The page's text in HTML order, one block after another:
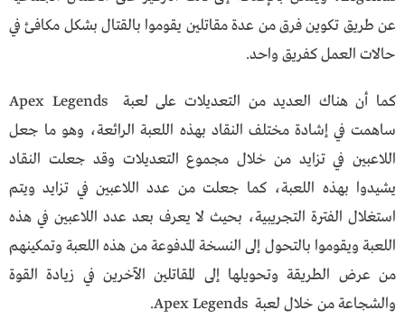
عن طريق تكوين فرق من عدة مقاتلين يقوموا بالقتال بشكل مكافئ في
حالات العمل كفريق واحد.
كما أن هناك العديد من التعديلات على لعبة Apex Legends
ساهمت في إشادة مختلف النقاد بهذه اللعبة الرائعة، وهو ما جعل
اللاعبين في تزايد من خلال مجموع التعديلات وقد جعلت النقاد
يشيدوا بهذه اللعبة، كما جعلت من عدد اللاعبين في تزايد ويتم
استغلال الفترة التجريبية، بحيث لا يعرف بعد عدد اللاعبين في هذه
اللعبة ويقوموا بالتحول إلى النسخة المدفوعة من هذه اللعبة وتمكينهم
من عرض الطريقة وتحويلها إلى المقاتلين الآخرين في زيادة القوة
والشجاعة من خلال لعبة Apex Legends.